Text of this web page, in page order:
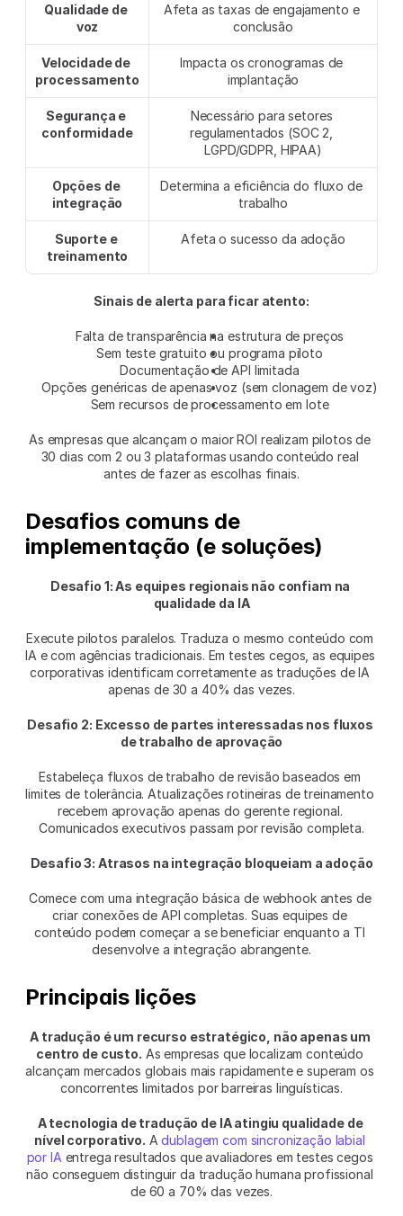
Qualidade de
voz
Afeta as taxas de engajamento e
conclusão
Velocidade de
processamento
Impacta os cronogramas de
implantação
Segurança e
conformidade
Necessário para setores
regulamentados (SOC 2,
LGPD/GDPR, HIPAA)
Opções de
integração
Determina a eficiência do fluxo de
trabalho
Suporte e
treinamento
Afeta o sucesso da adoção
Sinais de alerta para ficar atento:
Falta de transparência na estrutura de preços
Sem teste gratuito ou programa piloto
Documentação de API limitada
Opções genéricas de apenas voz (sem clonagem de voz)
Sem recursos de processamento em lote
As empresas que alcançam o maior ROI realizam pilotos de
30 dias com 2 ou 3 plataformas usando conteúdo real
antes de fazer as escolhas finais.
Desafios comuns de
implementação (e soluções)
Desafio 1: As equipes regionais não confiam na
qualidade da IA
Execute pilotos paralelos. Traduza o mesmo conteúdo com
IA e com agências tradicionais. Em testes cegos, as equipes
corporativas identificam corretamente as traduções de IA
apenas de 30 a 40% das vezes.
Desafio 2: Excesso de partes interessadas nos fluxos
de trabalho de aprovação
Estabeleça fluxos de trabalho de revisão baseados em
limites de tolerância. Atualizações rotineiras de treinamento
recebem aprovação apenas do gerente regional.
Comunicados executivos passam por revisão completa.
Desafio 3: Atrasos na integração bloqueiam a adoção
Comece com uma integração básica de webhook antes de
criar conexões de API completas. Suas equipes de
conteúdo podem começar a se beneficiar enquanto a TI
desenvolve a integração abrangente.
Principais lições
A tradução é um recurso estratégico, não apenas um
centro de custo. As empresas que localizam conteúdo
alcançam mercados globais mais rapidamente e superam os
concorrentes limitados por barreiras linguísticas.
A tecnologia de tradução de IA atingiu qualidade de
nível corporativo. A dublagem com sincronização labial
por IA entrega resultados que avaliadores em testes cegos
não conseguem distinguir da tradução humana profissional
de 60 a 70% das vezes.